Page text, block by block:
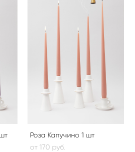
Роза Капучино 1 шт
от 170 pуб.